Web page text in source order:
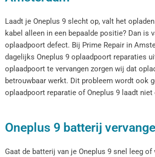
Laadt je Oneplus 9 slecht op, valt het
kabel alleen in een bepaalde positie? Dan is
oplaadpoort defect. Bij Prime Repair in
dagelijks Oneplus 9 oplaadpoort reparaties
oplaadpoort te vervangen zorgen wij dat
betrouwbaar werkt. Dit probleem wordt ook
oplaadpoort reparatie of Oneplus 9 laadt niet
Oneplus 9 batterij
Gaat de batterij van je Oneplus 9 snel leeg of